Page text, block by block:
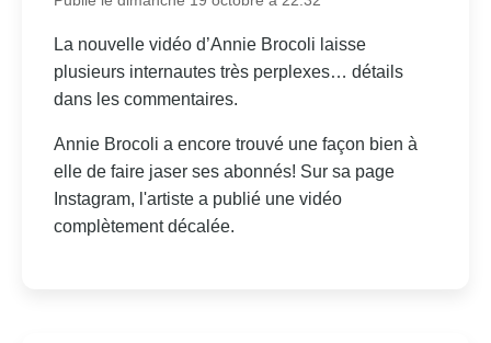
La nouvelle vidéo d’Annie Brocoli laisse
plusieurs internautes très perplexes… détails
dans les commentaires.
Annie Brocoli a encore trouvé une façon bien à
elle de faire jaser ses abonnés! Sur sa page
Instagram, l'artiste a publié une vidéo
complètement décalée.